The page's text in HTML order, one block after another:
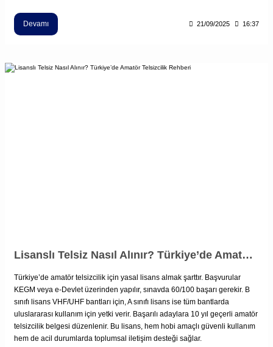
Devamı 21/09/2025 16:37
Lisanslı Telsiz Nasıl Alınır? Türkiye’de Amatör Telsizcilik Rehberi
Türkiye’de amatör telsizcilik için yasal lisans almak şarttır. Başvurular
KEGM veya e-Devlet üzerinden yapılır, sınavda 60/100 başarı gerekir. B
sınıfı lisans VHF/UHF bantları için, A sınıfı lisans ise tüm bantlarda
uluslararası kullanım için yetki verir. Başarılı adaylara 10 yıl geçerli amatör
telsizcilik belgesi düzenlenir. Bu lisans, hem hobi amaçlı güvenli kullanım
hem de acil durumlarda toplumsal iletişim desteği sağlar.